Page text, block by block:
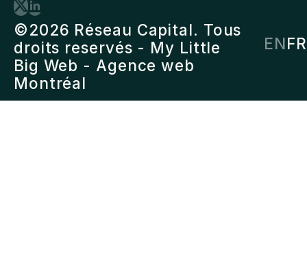
©2026 Réseau Capital. Tous
droits reservés - My Little
Big Web - Agence web
Montréal
ENFR